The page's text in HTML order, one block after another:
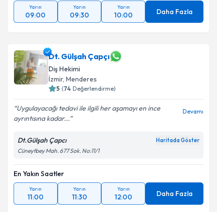
Yarın
09:00
Yarın
09:30
Yarın
10:00 Daha Fazla
Dt. Gülşah Çapçı
Diş Hekimi
İzmir, Menderes
5 (74 Değerlendirme)
Uygulayacağı tedavi ile ilgili her aşamayı en ince
ayrıntısına kadar...
Devamı
Dt.Gülşah Çapcı Haritada Göster
Cüneytbey Mah. 677 Sok. No:11/1
En Yakın Saatler
Yarın
11:00
Yarın
11:30
Yarın
12:00 Daha Fazla